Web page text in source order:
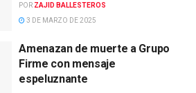
POR ZAJID BALLESTEROS
3 DE MARZO DE 2025
Amenazan de muerte a Grupo
Firme con mensaje
espeluznante